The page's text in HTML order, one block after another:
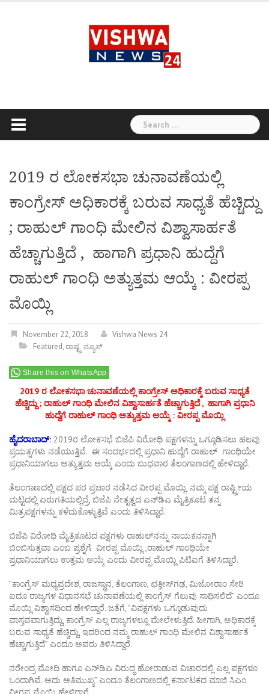
Search
for:
2019 ರ ಲೋಕಸಭಾ ಚುನಾವಣೆಯಲ್ಲಿ
ಕಾಂಗ್ರೇಸ್ ಅಧಿಕಾರಕ್ಕೆ ಬರುವ ಸಾಧ್ಯತೆ ಹೆಚ್ಚಿದ್ದು
; ರಾಹುಲ್ ಗಾಂಧಿ ಮೇಲಿನ ವಿಶ್ವಾಸಾರ್ಹತೆ
ಹೆಚ್ಚಾಗುತ್ತಿದೆ , ಹಾಗಾಗಿ ಪ್ರಧಾನಿ ಹುದ್ದೆಗೆ
ರಾಹುಲ್ ಗಾಂಧಿ ಅತ್ಯುತ್ತಮ ಆಯ್ಕೆ : ವೀರಪ್ಪ
ಮೊಯ್ಲಿ
November 22, 2018
Vishwa News 24
Featured,ರಾಷ್ಟ್ರ ನ್ಯೂಸ್
Share this on WhatsApp
2019 ರ ಲೋಕಸಭಾ ಚುನಾವಣೆಯಲ್ಲಿ ಕಾಂಗ್ರೇಸ್ ಅಧಿಕಾರಕ್ಕೆ ಬರುವ ಸಾಧ್ಯತೆ
ಹೆಚ್ಚಿದ್ದು ; ರಾಹುಲ್ ಗಾಂಧಿ ಮೇಲಿನ ವಿಶ್ವಾಸಾರ್ಹತೆ ಹೆಚ್ಚಾಗುತ್ತಿದೆ , ಹಾಗಾಗಿ ಪ್ರಧಾನಿ
ಹುದ್ದೆಗೆ ರಾಹುಲ್ ಗಾಂಧಿ ಅತ್ಯುತ್ತಮ ಆಯ್ಕೆ : ವೀರಪ್ಪ ಮೊಯ್ಲಿ
ಹೈದರಾಬಾದ್: 2019ರ ಲೋಕಸಭೆ ಬಿಜೆಪಿ ವಿರೋಧಿ ಪಕ್ಷಗಳನ್ನು ಒಗ್ಗೂಡಿಸಲು ಹಲವು
ಪ್ರಯತ್ನಗಳು ನಡೆಯುತ್ತಿವೆ. ಈ ಸಂದರ್ಭದಲ್ಲಿ ಪ್ರಧಾನಿ ಹುದ್ದೆಗೆ ರಾಹುಲ್ ಗಾಂಧಿಯೇ
ಪ್ರಧಾನಿಯಾಗಲು ಅತ್ಯುತ್ತಮ ಆಯ್ಕೆ ಎಂದು ಬುಧವಾರ ತೆಲಂಗಾಣದಲ್ಲಿ ಹೇಳಿದ್ದಾರೆ.
ತೆಲಂಗಾಣದಲ್ಲಿ ಪಕ್ಷದ ಪರ ಪ್ರಚಾರ ನಡೆಸಿದ ವೀರಪ್ಪ ಮೊಯ್ಲಿ, ನಮ್ಮ ಪಕ್ಷ ರಾಷ್ಟ್ರೀಯ
ಮಟ್ಟದಲ್ಲಿ ಏರುಗತಿಯಲ್ಲಿದ್ರೆ, ಬಿಜೆಪಿ ನೇತೃತ್ವದ ಎನ್‌ಡಿಎ ಮೈತ್ರಿಕೂಟ ತನ್ನ
ಮಿತ್ರಪಕ್ಷಗಳನ್ನು ಕಳೆದುಕೊಳ್ಳುತ್ತಿವೆ ಎಂದು ತಿಳಿಸಿದ್ದಾರೆ.
ಬಿಜೆಪಿ ವಿರೋಧಿ ಮೈತ್ರಿಕೂಟದ ಪಕ್ಷಗಳು ರಾಹುಲ್‌ನನ್ನು ನಾಯಕನನ್ನಾಗಿ
ಬಿಂಬಿಸುತ್ತವಾ ಎಂಬ ಪ್ರಶ್ನೆಗೆ ವೀರಪ್ಪ ಮೊಯ್ಲಿ ,ರಾಹುಲ್‌ ಗಾಂಧಿಯೇ
ಪ್ರಧಾನಿಯಾಗಲು ಉತ್ತಮ ಆಯ್ಕೆ ಎಂದು ವೀರಪ್ಪ ಮೊಯ್ಲಿ ಪಿಟಿಐಗೆ ತಿಳಿಸಿದ್ದಾರೆ.
”ಕಾಂಗ್ರೆಸ್ ಮಧ್ಯಪ್ರದೇಶ, ರಾಜಸ್ಥಾನ, ತೆಲಂಗಾಣ, ಛತ್ತೀಸ್‌ಗಢ, ಮಿಜೋರಾಂ ಸೇರಿ
ಐದೂ ರಾಜ್ಯಗಳ ವಿಧಾನಸಭೆ ಚುನಾವಣೆಯಲ್ಲಿ ಕಾಂಗ್ರೆಸ್ ಗೆಲುವು ಸಾಧಿಸಲಿದೆ” ಎಂದೂ
ಮೊಯ್ಲಿ ವಿಶ್ವಾಸದಿಂದ ಹೇಳಿದ್ದಾರೆ. ಜತೆಗೆ, ”ವಿಪಕ್ಷಗಳು ಒಗ್ಗೂಡುವುದು
ವಾಸ್ತವವಾಗುತ್ತಿದ್ದು, ಕಾಂಗ್ರೆಸ್ ಎಲ್ಲ ರಾಜ್ಯಗಳಲ್ಲೂ ಮೇಲೇಳುತ್ತಿದೆ. ಹೀಗಾಗಿ, ಅಧಿಕಾರಕ್ಕೆ
ಬರುವ ಸಾಧ್ಯತೆ ಹೆಚ್ಚಿದ್ದು, ಇದರಿಂದ ನಮ್ಮ ರಾಹುಲ್ ಗಾಂಧಿ ಮೇಲಿನ ವಿಶ್ವಾಸಾರ್ಹತೆ
ಹೆಚ್ಚಾಗುತ್ತಿದೆ” ಎಂದೂ ಅವರು ತಿಳಿಸಿದ್ದಾರೆ.
ನರೇಂದ್ರ ಮೋದಿ ಹಾಗೂ ಎನ್‌ಡಿಎ ವಿರುದ್ಧ ಹೋರಾಡುವ ವಿಚಾರದಲ್ಲಿ ಎಲ್ಲ ಪಕ್ಷಗಳೂ
ಒಂದಾಗಿವೆ. ಅದು ಅತಿಮುಖ್ಯ” ಎಂದೂ ತೆಲಂಗಾಣದಲ್ಲಿ ಕರ್ನಾಟಕದ ಮಾಜಿ ಸಿಎಂ